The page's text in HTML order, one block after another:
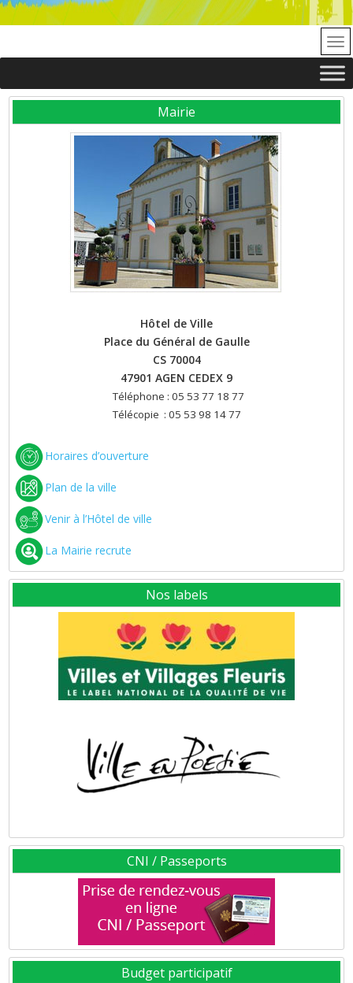
Mairie
Hôtel de Ville
Place du Général de Gaulle
CS 70004
47901 AGEN CEDEX 9
Téléphone : 05 53 77 18 77
Télécopie : 05 53 98 14 77
Horaires d’ouverture
Plan de la ville
Venir à l’Hôtel de ville
La Mairie recrute
Nos labels
CNI / Passeports
Budget participatif